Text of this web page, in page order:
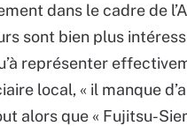
dans le cadre de
sont bien plus
représenter
local, « il manque
alors que « Fujitsu-